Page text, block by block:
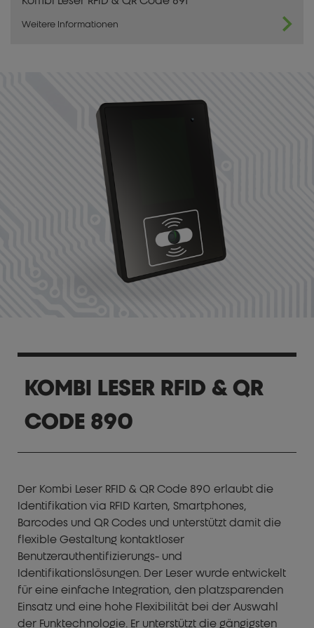
Weitere Informationen
KOMBI LESER RFID & QR
CODE 890
Der Kombi Leser RFID & QR Code 890 erlaubt die
Identifikation via RFID Karten, Smartphones,
Barcodes und QR Codes und unterstützt damit die
flexible Gestaltung kontaktloser
Benutzerauthentifizierungs- und
Identifikationslösungen. Der Leser wurde entwickelt
für eine einfache Integration, den platzsparenden
Einsatz und eine hohe Flexibilität bei der Auswahl
der Funktechnologie. Er unterstützt die gängigsten